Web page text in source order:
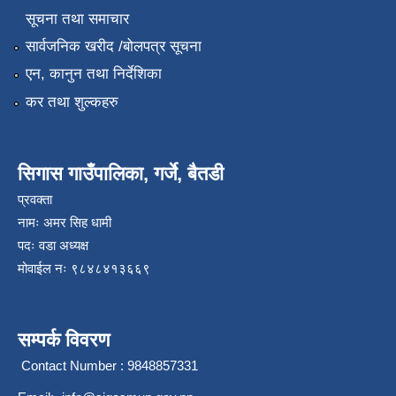
सूचना तथा समाचार
सार्वजनिक खरीद /बोलपत्र सूचना
एन, कानुन तथा निर्देशिका
कर तथा शुल्कहरु
सिगास गाउँपालिका, गर्जे, बैतडी
प्रवक्ता
नामः अमर सिह धामी
पदः वडा अध्यक्ष
मोवाईल न‌ः ९८४८४१३६६९
सम्पर्क विवरण
Contact Number : 9848857331